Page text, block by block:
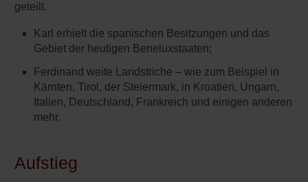
geteilt.
Karl erhielt die spanischen Besitzungen und das
Gebiet der heutigen Beneluxstaaten;
Ferdinand weite Landstriche – wie zum Beispiel in
Kärnten, Tirol, der Steiermark, in Kroatien, Ungarn,
Italien, Deutschland, Frankreich und einigen anderen
mehr.
Aufstieg